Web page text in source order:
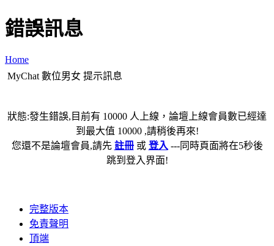
錯誤訊息
Home
MyChat 數位男女 提示訊息
狀態:發生錯誤,目前有 10000 人上線，論壇上線會員數已經達
到最大值 10000 ,請稍後再來!
您還不是論壇會員,請先 註冊或 登入 ---同時頁面將在5秒後
跳到登入界面!
完整版本
免責聲明
頂端